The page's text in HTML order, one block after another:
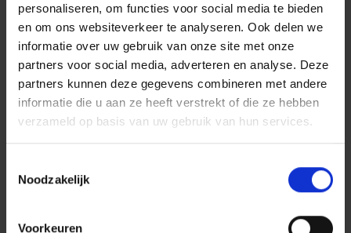
personaliseren, om functies voor social media te bieden
en om ons websiteverkeer te analyseren. Ook delen we
informatie over uw gebruik van onze site met onze
partners voor social media, adverteren en analyse. Deze
partners kunnen deze gegevens combineren met andere
informatie die u aan ze heeft verstrekt of die ze hebben
verzameld op basis van uw gebruik van hun services.
Noodzakelijk
Voorkeuren
perfectie tot in het kleinste